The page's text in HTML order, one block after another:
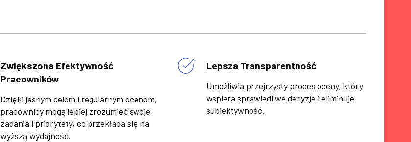
Zwiększona Efektywność
Pracowników
Dzięki jasnym celom i regularnym ocenom,
pracownicy mogą lepiej zrozumieć swoje
zadania i priorytety, co przekłada się na
wyższą wydajność.
Lepsza Transparentność
Umożliwia przejrzysty proces oceny, który
wspiera sprawiedliwe decyzje i eliminuje
subiektywność.